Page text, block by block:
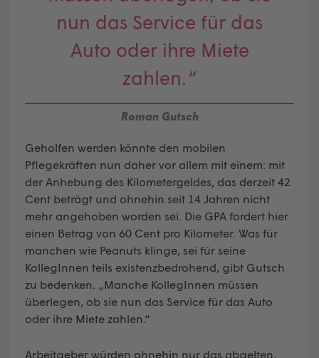
nun das Service für das
Auto oder ihre Miete
zahlen. “
Roman Gutsch
Geholfen werden könnte den mobilen
Pflegekräften nun daher vor allem mit einem: mit
der Anhebung des Kilometergeldes, das derzeit 42
Cent beträgt und ohnehin seit 14 Jahren nicht
mehr angehoben worden sei. Die GPA fordert hier
einen Betrag von 60 Cent pro Kilometer. Was für
manchen wie Peanuts klinge, sei für seine
KollegInnen teils existenzbedrohend, gibt Gutsch
zu bedenken. „Manche KollegInnen müssen
überlegen, ob sie nun das Service für das Auto
oder ihre Miete zahlen.“
Arbeitgeber würden ohnehin nur das abgelten,